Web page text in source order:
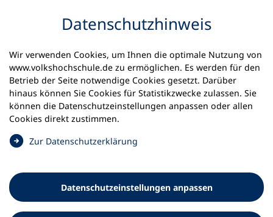
Datenschutz­hinweis
Wir verwenden Cookies, um Ihnen die optimale Nutzung von
www.volkshochschule.de zu ermöglichen. Es werden für den
Betrieb der Seite notwendige Cookies gesetzt. Darüber
hinaus können Sie Cookies für Statistikzwecke zulassen. Sie
können die Datenschutz­einstellungen anpassen oder allen
Cookies direkt zustimmen.
Zur Datenschutz­erklärung
Datenschutz­einstellungen anpassen
Startseite Aktuelles Offene Stellen
Offene Stellen
Bundesweite Jobbörse des DVV, der Landesverbände und